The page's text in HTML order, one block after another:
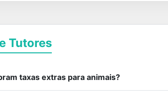
Tutores
taxas extras para animais?